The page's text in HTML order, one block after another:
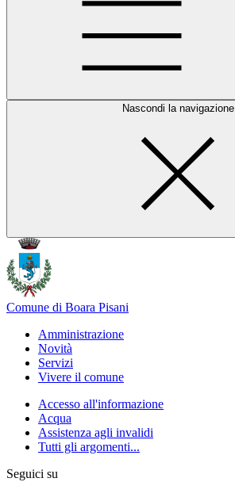
Nascondi la navigazione
Comune di Boara Pisani
Amministrazione
Novità
Servizi
Vivere il comune
Accesso all'informazione
Acqua
Assistenza agli invalidi
Tutti gli argomenti...
Seguici su